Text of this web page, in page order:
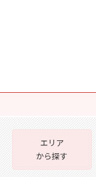
エリア
から探す